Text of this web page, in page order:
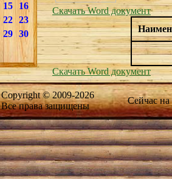
15
16
22 23
29 30
Скачать Word документ
Скачать Word документ
Copyright © 2009-2026
Все права защищены
Сейчас